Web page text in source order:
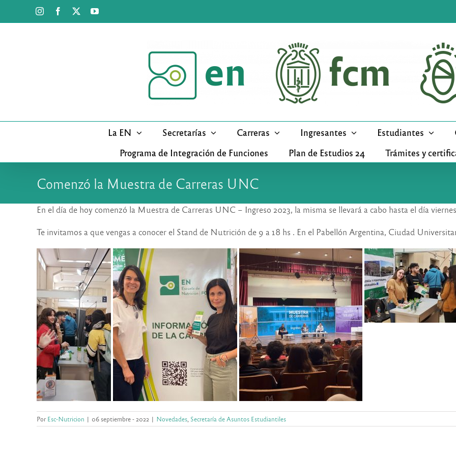
InstagramFacebook YouTube
La EN Secretarías Carreras Ingresantes Estudiantes
Programa de Integración de Funciones
Plan de Estudios 24 Trámites y
Comenzó la Muestra de Carreras UNC
En el día de hoy comenzó la Muestra de Carreras UNC – Ingreso 2023, la misma se llevará a cabo hasta el día
Te invitamos a que vengas a conocer el Stand de Nutrición de 9 a 18 hs . En el Pabellón Argentina, Ciudad
PorEsc-Nutricion | 06 septiembre - 2022 | Novedades Secretaría de Asuntos Estudiantiles